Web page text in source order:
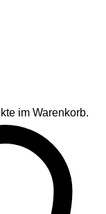
im Warenkorb.